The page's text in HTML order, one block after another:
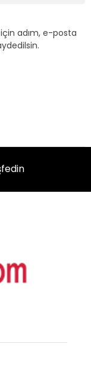
adım, e-posta